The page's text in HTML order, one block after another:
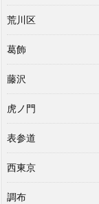
荒川区
葛飾
藤沢
虎ノ門
表参道
西東京
調布